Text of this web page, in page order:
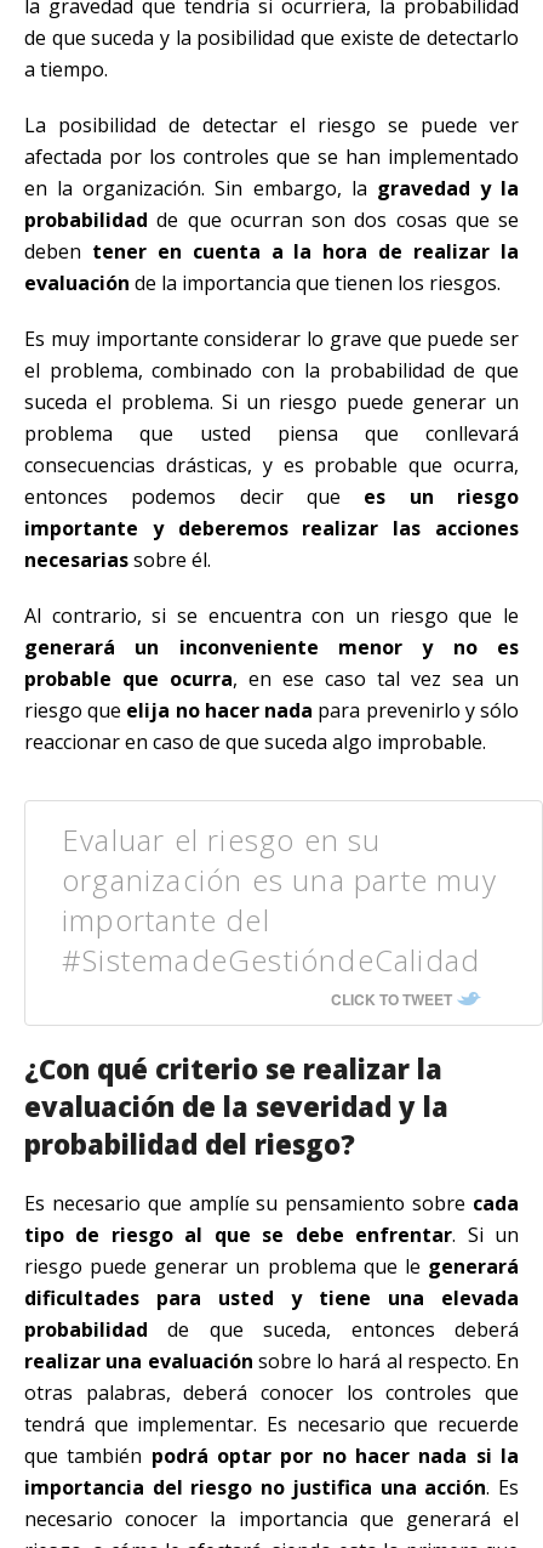
la gravedad que tendría si ocurriera, la probabilidad
de que suceda y la posibilidad que existe de detectarlo
a tiempo.
La posibilidad de detectar el riesgo se puede ver
afectada por los controles que se han implementado
en la organización. Sin embargo, la gravedad y la
probabilidad de que ocurran son dos cosas que se
deben tener en cuenta a la hora de realizar la
evaluación de la importancia que tienen los riesgos.
Es muy importante considerar lo grave que puede ser
el problema, combinado con la probabilidad de que
suceda el problema. Si un riesgo puede generar un
problema que usted piensa que conllevará
consecuencias drásticas, y es probable que ocurra,
entonces podemos decir que es un riesgo
importante y deberemos realizar las acciones
necesariassobre él.
Al contrario, si se encuentra con un riesgo que le
generará un inconveniente menor y no es
probable que ocurra, en ese caso tal vez sea un
riesgo que elija no hacer nada para prevenirlo y sólo
reaccionar en caso de que suceda algo improbable.
Evaluar el riesgo en su
organización es una parte muy
importante del
#SistemadeGestióndeCalidad
CLICK TO TWEET
¿Con qué criterio se realizar la
evaluación de la severidad y la
probabilidad del riesgo?
Es necesario que amplíe su pensamiento sobre cada
tipo de riesgo al que se debe enfrentar. Si un
riesgo puede generar un problema que le generará
dificultades para usted y tiene una elevada
probabilidad de que suceda, entonces deberá
realizar una evaluación sobre lo hará al respecto. En
otras palabras, deberá conocer los controles que
tendrá que implementar. Es necesario que recuerde
que también podrá optar por no hacer nada si la
importancia del riesgo no justifica una acción. Es
necesario conocer la importancia que generará el